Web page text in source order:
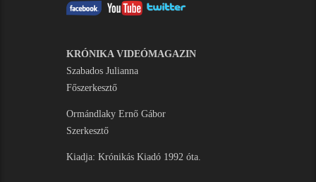
KRÓNIKA VIDEÓMAGAZIN
Szabados Julianna
Főszerkesztő
Ormándlaky Ernő Gábor
Szerkesztő
Kiadja: Krónikás Kiadó 1992 óta.